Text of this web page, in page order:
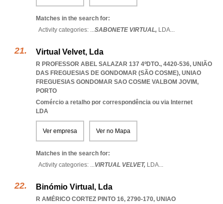
Matches in the search for:
Activity categories: ...SABONETE VIRTUAL, LDA...
Virtual Velvet, Lda
R PROFESSOR ABEL SALAZAR 137 4ºDTO., 4420-536, UNIÃO
DAS FREGUESIAS DE GONDOMAR (SÃO COSME), UNIAO
FREGUESIAS GONDOMAR SAO COSME VALBOM JOVIM,
PORTO
Comércio a retalho por correspondência ou via Internet
LDA
Ver empresa Ver no Mapa
Matches in the search for:
Activity categories: ...VIRTUAL VELVET, LDA...
Binómio Virtual, Lda
R AMÉRICO CORTEZ PINTO 16, 2790-170, UNIAO